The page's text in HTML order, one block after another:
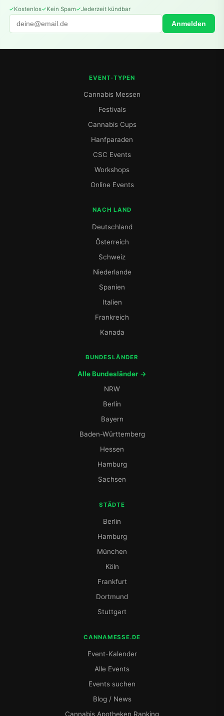
Kostenlos Kein Spam Jederzeit kündbar
Anmelden
EVENT-TYPEN
Cannabis Messen
Festivals
Cannabis Cups
Hanfparaden
CSC Events
Workshops
Online Events
NACH LAND
Deutschland
Österreich
Schweiz
Niederlande
Spanien
Italien
Frankreich
Kanada
BUNDESLÄNDER
Alle Bundesländer →
NRW
Berlin
Bayern
Baden-Württemberg
Hessen
Hamburg
Sachsen
STÄDTE
Berlin
Hamburg
München
Köln
Frankfurt
Dortmund
Stuttgart
CANNAMESSE.DE
Event-Kalender
Alle Events
Events suchen
Blog / News
Cannabis Apotheken Ranking